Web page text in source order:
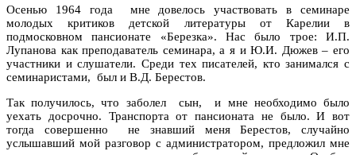
Осенью 1964 года мне довелось участвовать в семинаре
молодых критиков детской литературы от Карелии в
подмосковном пансионате «Березка». Нас было трое: И.П.
Лупанова как преподаватель семинара, а я и Ю.И. Дюжев – его
участники и слушатели. Среди тех писателей, кто занимался с
семинаристами, был и В.Д. Берестов.
Так получилось, что заболел сын, и мне необходимо было
уехать досрочно. Транспорта от пансионата не было. И вот
тогда совершенно не знавший меня Берестов, случайно
услышавший мой разговор с администратором, предложил мне